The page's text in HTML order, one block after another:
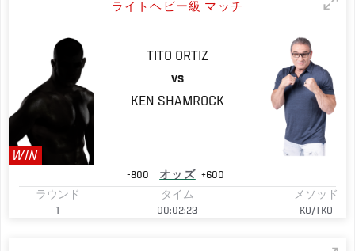
ライトヘビー級 マッチ
WIN
TITO ORTIZ
VS
KEN SHAMROCK
-800 オッズ
+600
ラウンド
1
タイム
00:02:23
メソッド
KO/TKO